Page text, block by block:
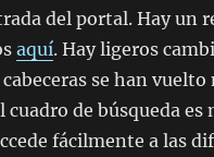
del portal. Hay un
aquí. Hay ligeros
se han vuelto
cuadro de búsqueda es
fácilmente a las